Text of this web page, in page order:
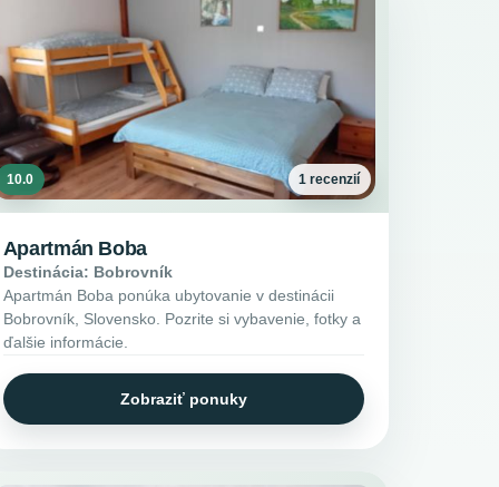
10.0 1 recenzií
Apartmán Boba
Destinácia: Bobrovník
Apartmán Boba ponúka ubytovanie v destinácii
Bobrovník, Slovensko. Pozrite si vybavenie, fotky a
ďalšie informácie.
Zobraziť ponuky